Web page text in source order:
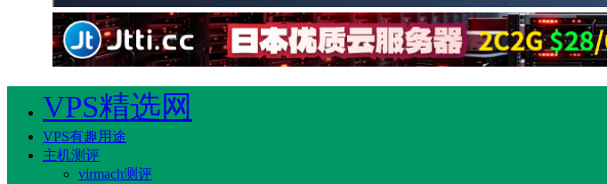
VPS精选网
VPS有趣用途
主机测评
virmach测评